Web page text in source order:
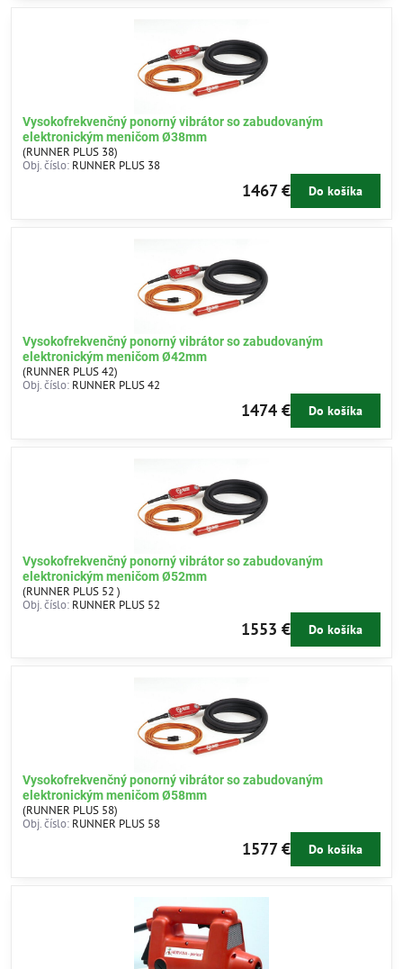
Vysokofrekvenčný ponorný vibrátor so zabudovaným
elektronickým meničom Ø38mm
(RUNNER PLUS 38)
Obj. číslo: RUNNER PLUS 38
1467 € Do košíka
Vysokofrekvenčný ponorný vibrátor so zabudovaným
elektronickým meničom Ø42mm
(RUNNER PLUS 42)
Obj. číslo: RUNNER PLUS 42
1474 € Do košíka
Vysokofrekvenčný ponorný vibrátor so zabudovaným
elektronickým meničom Ø52mm
(RUNNER PLUS 52 )
Obj. číslo: RUNNER PLUS 52
1553 € Do košíka
Vysokofrekvenčný ponorný vibrátor so zabudovaným
elektronickým meničom Ø58mm
(RUNNER PLUS 58)
Obj. číslo: RUNNER PLUS 58
1577 € Do košíka